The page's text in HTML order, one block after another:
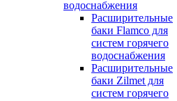
водоснабжения
Расширительные
баки Flamco для
систем горячего
водоснабжения
Расширительные
баки Zilmet для
систем горячего